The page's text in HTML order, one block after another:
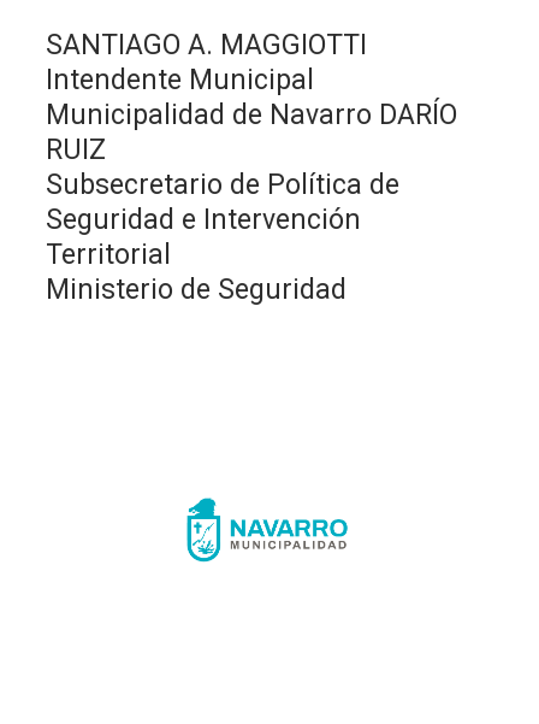
SANTIAGO A. MAGGIOTTI
Intendente Municipal
Municipalidad de Navarro DARÍO
RUIZ
Subsecretario de Política de
Seguridad e Intervención
Territorial
Ministerio de Seguridad